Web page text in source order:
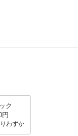
ク
円
わずか